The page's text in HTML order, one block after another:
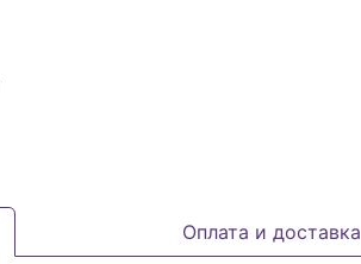
Оплата и доставка